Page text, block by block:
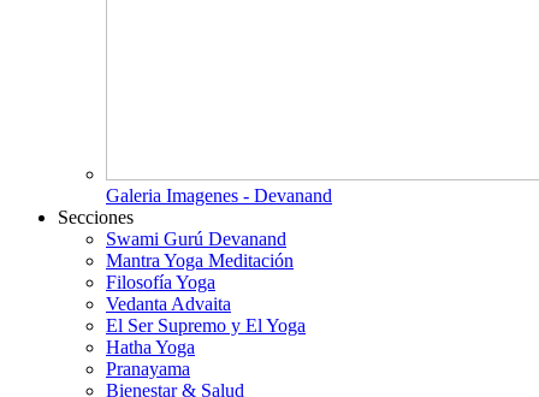
Galeria Imagenes - Devanand
Secciones
Swami Gurú Devanand
Mantra Yoga Meditación
Filosofía Yoga
Vedanta Advaita
El Ser Supremo y El Yoga
Hatha Yoga
Pranayama
Bienestar & Salud